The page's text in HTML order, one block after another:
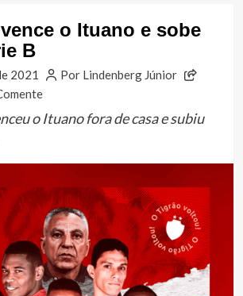
o Ituano e sobe
B
2021
Por Lindenberg Júnior
o Ituano fora de casa e subiu